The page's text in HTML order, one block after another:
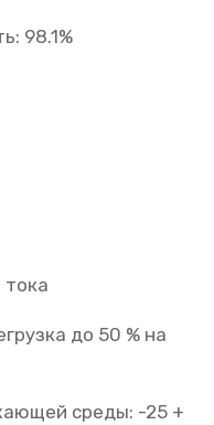
98.1%
тока
до 50 % на
среды: -25 +